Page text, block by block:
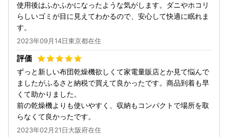
使用後はふかふかになったような気がします。ダニやホコリ
らしいゴミが目に見えてわかるので、安心して快適に眠れま
す。
2023年09月14日東京都在住
ずっと新しい布団乾燥機欲しくて家電量販店とか見て悩んで
ましたがふるさと納税で買えて良かったです。商品到着も早
くて助かりました。
前の乾燥機よりも使いやすく、収納もコンパクトで場所を取
らなくて良かったです。
2023年02月21日大阪府在住